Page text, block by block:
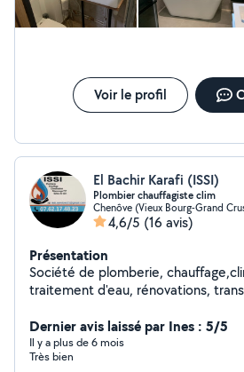
Voir le profil
El Bachir Karafi (ISSI)
Plombier chauffagiste clim
Chenôve (Vieux Bourg-Grand
4,6/5 (16 avis)
Présentation
Société de plomberie,
traitement d'eau, rénovations,
Dernier avis laissé par Ines : 5/5
Il y a plus de 6 mois
Très bien